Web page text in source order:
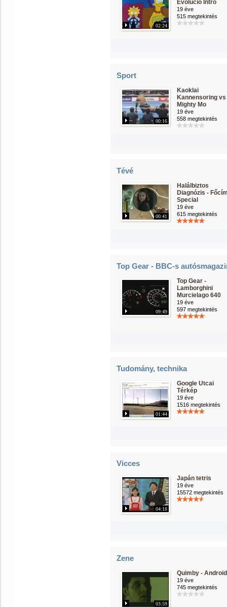
02:24
Evolúció Intro
19 éve
515 megtekintés
Sport
00:16
Kaoklai
Kannensoring vs
Mighty Mo
19 éve
558 megtekintés
Tévé
00:41
Halálbiztos
Diagnózis -
Special
19 éve
615 megtekintés
Top Gear - BBC-s
09:49
Top Gear -
Lamborghini
Murcielago 640
19 éve
597 megtekintés
Tudomány, technika
01:44
Google Utcai
Térkép
19 éve
1516 megtekintés
Vicces
04:18
Japán tetris
19 éve
15572 megtekintés
Zene
03:59
Quimby -
19 éve
745 megtekintés